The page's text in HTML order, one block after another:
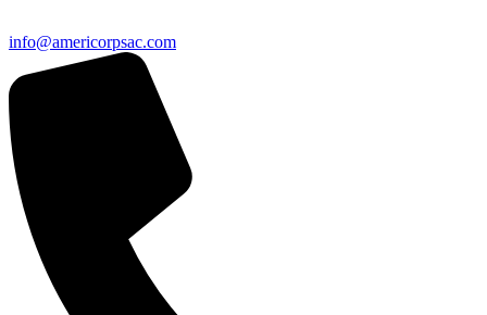
info@americorpsac.com